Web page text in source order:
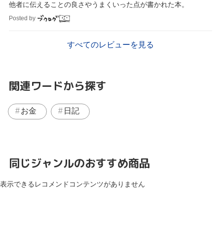
他者に伝えることの良さやうまくいった点が書かれた本。
Posted by
すべてのレビューを見る
関連ワードから探す
お金 日記
同じジャンルのおすすめ商品
表示できるレコメンドコンテンツがありません